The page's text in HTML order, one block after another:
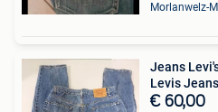
Morlanwelz-
Jeans
Levis
€ 60,00